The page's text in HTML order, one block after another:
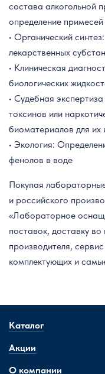
состава алкогольной
определение
• Органический
лекарственных
• Клиническая
биологических
• Судебная
токсинов или
биоматериалов для их
• Экология:
фенолов в воде
Покупая
и российского
«Лабораторное
поставок, доставку
производителя,
комплектующих и
Каталог
Акции
О компании